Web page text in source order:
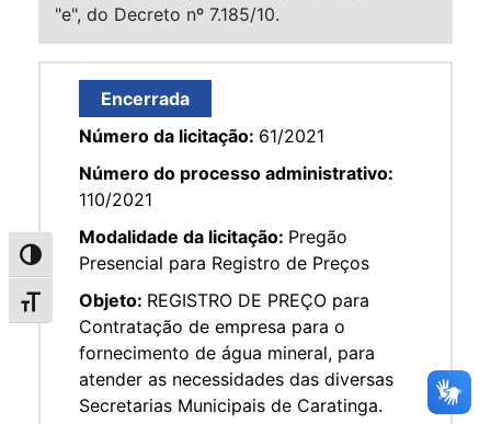
Alternar alto contraste
Alternar tamanho da fonte
"e", do Decreto nº 7.185/10.
Encerrada
Número da licitação: 61/2021
Número do processo administrativo:
110/2021
Modalidade da licitação: Pregão
Presencial para Registro de Preços
Objeto: REGISTRO DE PREÇO para
Contratação de empresa para o
fornecimento de água mineral, para
atender as necessidades das diversas
Secretarias Municipais de Caratinga.